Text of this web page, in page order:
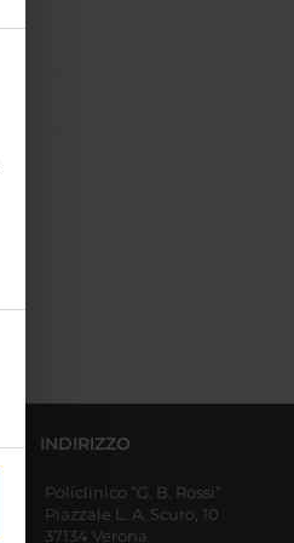
INDIRIZZO
Policlinico “G. B. Rossi”
Piazzale L. A. Scuro, 10
37134 Verona